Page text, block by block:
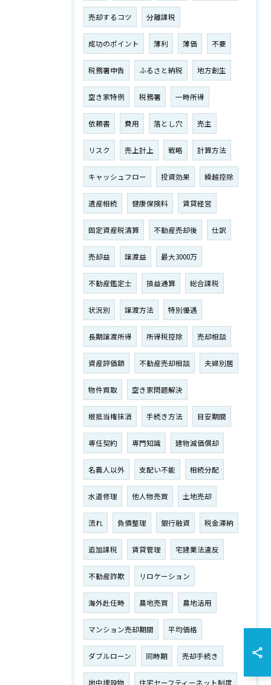
売却するコツ 分離課税
成功のポイント 薄利 薄価 不要
税務署申告 ふるさと納税 地方創生
空き家特例 税務署 一時所得
依頼書 費用 落とし穴 売主
リスク 売上計上 戦略 計算方法
キャッシュフロー 投資効果 繰越控除
遺産相続 健康保険料 賃貸経営
固定資産税清算 不動産売却後 仕訳
売却益 譲渡益 最大3000万
不動産鑑定士 損益通算 総合課税
状況別 譲渡方法 特別優遇
長期譲渡所得 所得税控除 売却相談
資産評価額 不動産売却相談 夫婦別居
物件買取 空き家問題解決
根抵当権抹消 手続き方法 目安期間
専任契約 専門知識 建物減価償却
名義人以外 支配い不能 相続分配
水道修理 他人物売買 土地売却
流れ 負債整理 銀行融資 税金滞納
追加課税 賃貸管理 宅建業法違反
不動産詐欺 リロケーション
海外赴任時 農地売買 農地活用
マンション売却期間 平均価格
ダブルローン 同時期 売却手続き
地中埋設物 住宅セーフティーネット制度